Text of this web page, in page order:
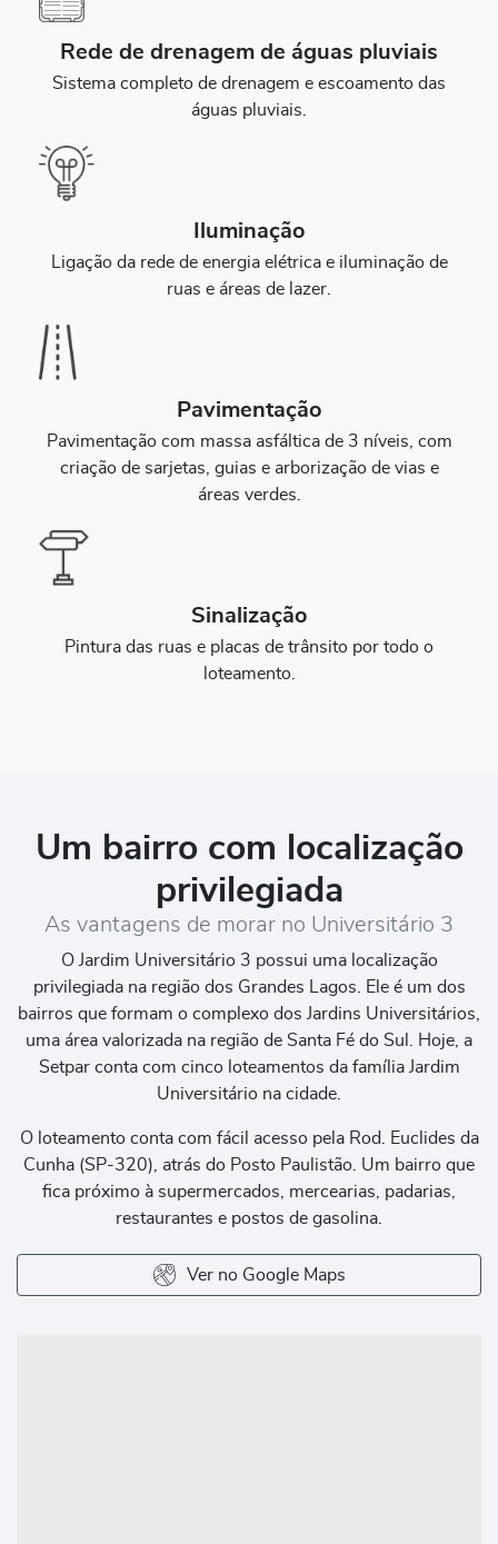
Rede de drenagem de águas pluviais
Sistema completo de drenagem e escoamento das
águas pluviais.
Iluminação
Ligação da rede de energia elétrica e iluminação de
ruas e áreas de lazer.
Pavimentação
Pavimentação com massa asfáltica de 3 níveis, com
criação de sarjetas, guias e arborização de vias e
áreas verdes.
Sinalização
Pintura das ruas e placas de trânsito por todo o
loteamento.
Um bairro com localização
privilegiada
As vantagens de morar no Universitário 3
O Jardim Universitário 3 possui uma localização
privilegiada na região dos Grandes Lagos. Ele é um dos
bairros que formam o complexo dos Jardins Universitários,
uma área valorizada na região de Santa Fé do Sul. Hoje, a
Setpar conta com cinco loteamentos da família Jardim
Universitário na cidade.
O loteamento conta com fácil acesso pela Rod. Euclides da
Cunha (SP-320), atrás do Posto Paulistão. Um bairro que
fica próximo à supermercados, mercearias, padarias,
restaurantes e postos de gasolina.
Ver no Google Maps